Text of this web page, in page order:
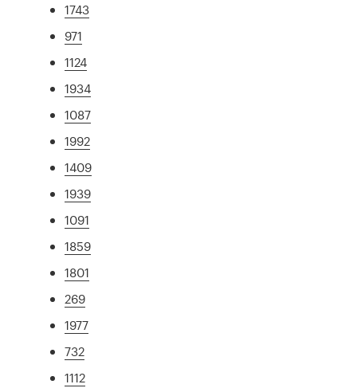
1743
971
1124
1934
1087
1992
1409
1939
1091
1859
1801
269
1977
732
1112